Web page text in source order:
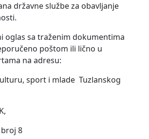
državne službe za obavljanje
oglas sa traženim dokumentima
poštom ili lično u
na adresu:
sport i mlade Tuzlanskog
8